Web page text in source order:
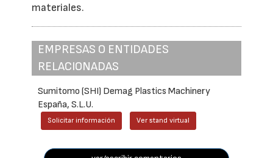
materiales.
EMPRESAS O ENTIDADES
RELACIONADAS
Sumitomo (SHI) Demag Plastics Machinery
España, S.L.U.
Solicitar información Ver stand virtual